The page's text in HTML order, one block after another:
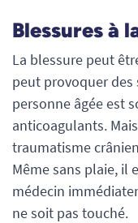
Blessures à
La blessure peut
peut provoquer
personne âgée est
anticoagulants.
traumatisme
Même sans plaie, il
médecin
ne soit pas touché.